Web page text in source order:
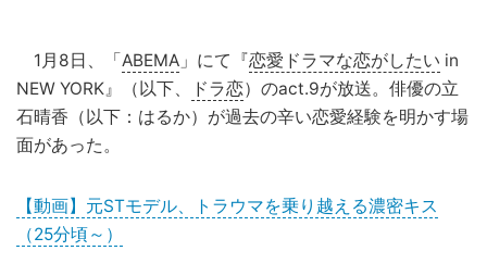
1月8日、「ABEMA 」にて『恋愛ドラマな恋がしたい in
NEW YORK』（以下、
ドラ恋）のact.9が放送。俳優の立
石晴香（以下：はるか）が過去の辛い恋愛経験を明かす場
面があった。
【動画】元STモデル、トラウマを乗り越える濃密キス
（25分頃～）